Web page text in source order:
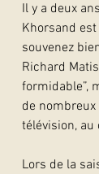
Il y a deux
Khorsand
souvenez
Richard
formidable”,
de
télévision, au
Lors de la